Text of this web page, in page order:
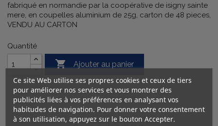
fabriqué en normandie par la coopérative de isigny sainte
mere, en coupelles aluminium de 25g, carton de 48 pieces,
VENDU AU CARTON
Quantité
 Ajouter au panier
Ce site Web utilise ses propres cookies et ceux de tiers
pour améliorer nos services et vous montrer des
publicités liées à vos préférences en analysant vos
habitudes de navigation. Pour donner votre consentement
à son utilisation, appuyez sur le bouton Accepter.